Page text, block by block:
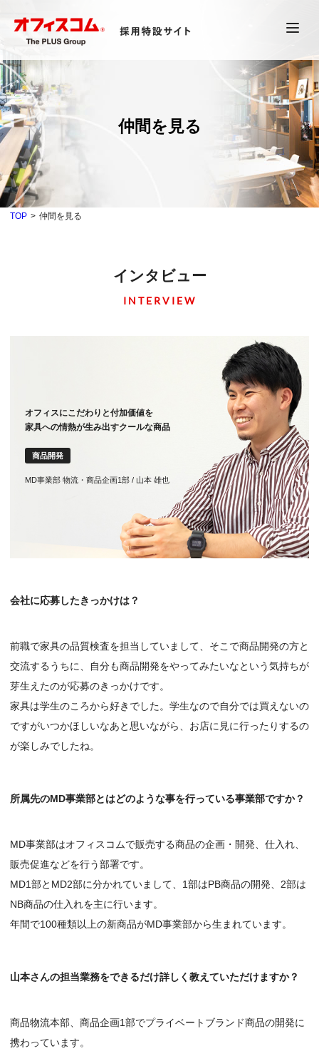
仲間を見る
TOP 仲間を見る
インタビュー
INTERVIEW
オフィスにこだわりと付加価値を
家具への情熱が生み出すクールな商品
商品開発
MD事業部 物流・商品企画1部 / 山本 雄也
会社に応募したきっかけは？
前職で家具の品質検査を担当していまして、そこで商品開発の方と
交流するうちに、自分も商品開発をやってみたいなという気持ちが
芽生えたのが応募のきっかけです。
家具は学生のころから好きでした。学生なので自分では買えないの
ですがいつかほしいなあと思いながら、お店に見に行ったりするの
が楽しみでしたね。
所属先のMD事業部とはどのような事を行っている事業部ですか？
MD事業部はオフィスコムで販売する商品の企画・開発、仕入れ、
販売促進などを行う部署です。
MD1部とMD2部に分かれていまして、1部はPB商品の開発、2部は
NB商品の仕入れを主に行います。
年間で100種類以上の新商品がMD事業部から生まれています。
山本さんの担当業務をできるだけ詳しく教えていただけますか？
商品物流本部、商品企画1部でプライベートブランド商品の開発に
携わっています。